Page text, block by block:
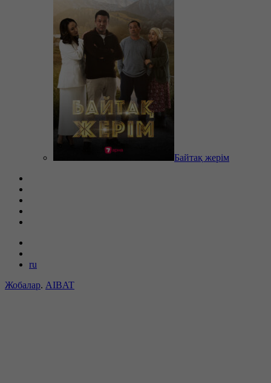
Байтақ жерім
ru
Жобалар. AIBAT